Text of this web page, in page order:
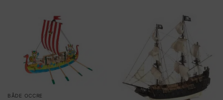
BÅDE OCCRE